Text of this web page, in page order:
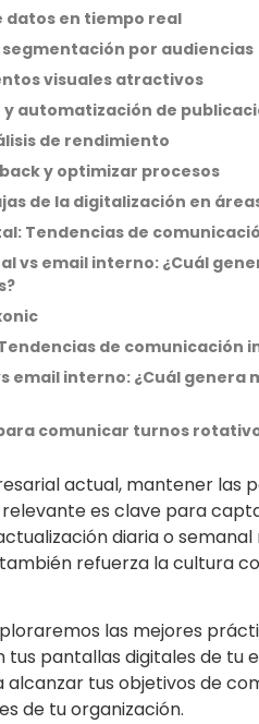
datos en tiempo real
por audiencias
visuales atractivos
automatización de
de rendimiento
y optimizar procesos
de la digitalización en
Tendencias de
vs email interno: ¿Cuál
de comunicación
email interno: ¿Cuál
comunicar turnos
actual, mantener las
es clave para
diaria o
refuerza la cultura
las mejores
tus pantallas digitales de tu
alcanzar tus objetivos de
de tu organización.